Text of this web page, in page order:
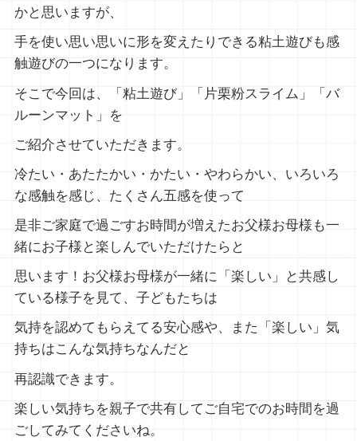
かと思いますが、
手を使い思い思いに形を変えたりできる粘土遊びも感
触遊びの一つになります。
そこで今回は、「粘土遊び」「片栗粉スライム」「バ
ルーンマット」を
ご紹介させていただきます。
冷たい・あたたかい・かたい・やわらかい、いろいろ
な感触を感じ、たくさん五感を使って
是非ご家庭で過ごすお時間が増えたお父様お母様も一
緒にお子様と楽しんでいただけたらと
思います！お父様お母様が一緒に「楽しい」と共感し
ている様子を見て、子どもたちは
気持を認めてもらえてる安心感や、また「楽しい」気
持ちはこんな気持ちなんだと
再認識できます。
楽しい気持ちを親子で共有してご自宅でのお時間を過
ごしてみてくださいね。